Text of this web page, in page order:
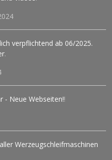
verpflichtend ab 06/2025.
.
- Neue Webseiten!!
Werzeugschleifmaschinen